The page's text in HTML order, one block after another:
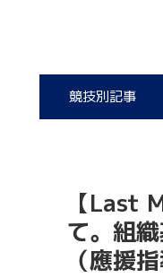
競技別記事
【Last
て。組
（應援